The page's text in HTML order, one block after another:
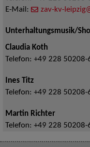
E-Mail:
zav-kv-
Unterhaltungsmusik/
Claudia Koth
Telefon: +49 228 50208-
Ines Titz
Telefon: +49 228 50208-
Martin Richter
Telefon: +49 228 50208-